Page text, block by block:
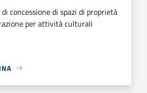
concessione di spazi di proprietà
per attività culturali